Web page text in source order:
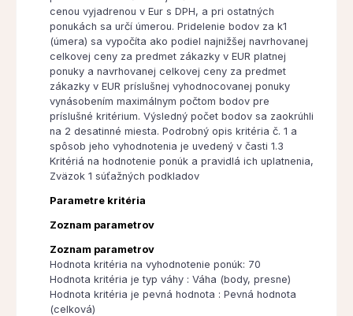
cenou vyjadrenou v Eur s DPH, a pri ostatných
ponukách sa určí úmerou. Pridelenie bodov za k1
(úmera) sa vypočíta ako podiel najnižšej navrhovanej
celkovej ceny za predmet zákazky v EUR platnej
ponuky a navrhovanej celkovej ceny za predmet
zákazky v EUR príslušnej vyhodnocovanej ponuky
vynásobením maximálnym počtom bodov pre
príslušné kritérium. Výsledný počet bodov sa zaokrúhli
na 2 desatinné miesta. Podrobný opis kritéria č. 1 a
spôsob jeho vyhodnotenia je uvedený v časti 1.3
Kritériá na hodnotenie ponúk a pravidlá ich uplatnenia,
Zväzok 1 súťažných podkladov
Parametre kritéria
Zoznam parametrov
Zoznam parametrov
Hodnota kritéria na vyhodnotenie ponúk: 70
Hodnota kritéria je typ váhy : Váha (body, presne)
Hodnota kritéria je pevná hodnota : Pevná hodnota
(celková)